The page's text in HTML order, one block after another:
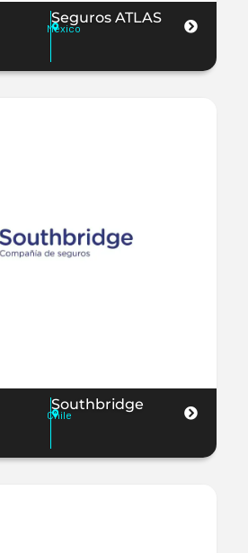
Seguros ATLAS
Mexico
Southbridge
Chile